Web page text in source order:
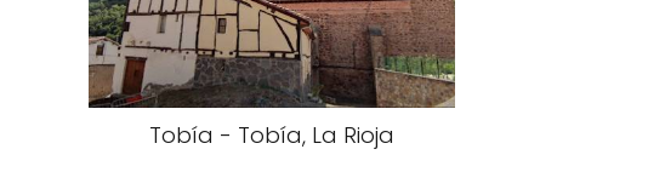
Tobía - Tobía, La Rioja